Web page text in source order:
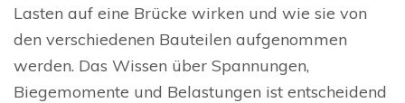
Lasten auf eine Brücke wirken und wie sie von
den verschiedenen Bauteilen aufgenommen
werden. Das Wissen über Spannungen,
Biegemomente und Belastungen ist entscheidend